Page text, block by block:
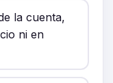
la cuenta,
ni en